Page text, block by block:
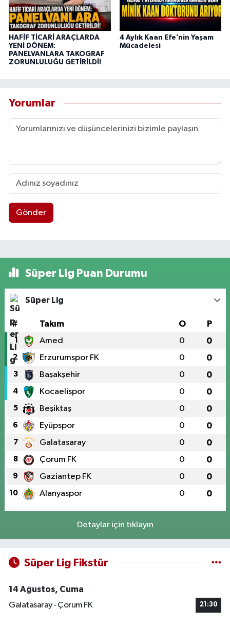
HAFİF TİCARİ ARAÇLARDA
YENİ DÖNEM:
PANELVANLARA TAKOGRAF
ZORUNLULUĞU GETİRİLDİ!
4 Aylık Kaan Efe’nin Yaşam
Mücadelesi
Yorumlar
Gönder
Süper Lig Puan Durumu
Süper Lig
# Takım O P
1 Amed 0 0
2 Erzurumspor FK 0 0
3 Başakşehir 0 0
4 Kocaelispor 0 0
5 Beşiktaş 0 0
6 Eyüpspor 0 0
7 Galatasaray 0 0
8 Çorum FK 0 0
9 Gaziantep FK 0 0
10 Alanyaspor 0 0
Detaylar için tıklayın
Süper Lig Fikstür
14 Ağustos, Cuma
Galatasaray - Çorum FK
21:30